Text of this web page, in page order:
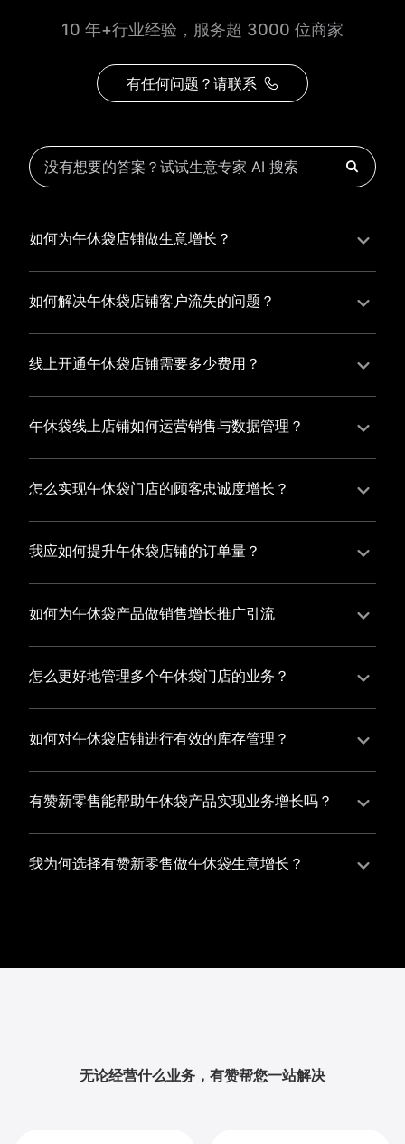
10 年+行业经验，服务超 3000 位商家
有任何问题？请联系
如何为午休袋店铺做生意增长？
为午休袋店铺实现持续生意增长，您可以通过有赞新零
售的一体化解决方案，整合线上线下资源，实现商品管
店铺的运营效率，促进业务增长。
如何解决午休袋店铺客户流失的问题？
午休袋店铺精细化运营，有赞私域运营助您轻松解决客
户流失问题，通过有赞微商城、有赞小程序商城搭建专
复购率，实现业绩增长！
线上开通午休袋店铺需要多少费用？
选择有赞新零售，您可以开通午休袋店铺，快速搭建属
于您的有赞微商城，我们为您提供有赞微商城、有赞私
您共同打造独具特色的品牌，携手共创辉煌事业！
午休袋线上店铺如何运营销售与数据管理？
有赞新零售旗下的有赞微商城、有赞私域运营和有赞小
程序商城，为您的线上店铺提供一站式解决方案，从运
态。
怎么实现午休袋门店的顾客忠诚度增长？
您可以使用有赞的会员管理系统，建立自己的会员体
系，通过赠送积分、折扣等福利来吸引顾客再次购买，
度。
我应如何提升午休袋店铺的订单量？
您可以使用有赞的裂变营销功能，通过给用户发放优惠
券、邀请好友等方式，吸引更多的用户下单购买，并激
如何为午休袋产品做销售增长推广引流
有赞新零售旗下产品营销工具、比如优惠券、满减活动
等，吸引更多客户到店消费。另外，通过有赞的微信公
以帮助您增加客流量，赢得客户的青睐
怎么更好地管理多个午休袋门店的业务？
有赞新零售一站式解决方案，包括有赞微商城、有赞私
域运营以及有赞小程序商城，将助您轻松打通线上线下
您的业务蓬勃发展，收获更多满意客户。
如何对午休袋店铺进行有效的库存管理？
您可以使用有赞的门店管理系统，它可以帮助您实现门
店数据的集中管理，包括订单管理、员工管理、库存管
有赞新零售能帮助午休袋产品实现业务增长吗？
有赞新零售作为业内领先的一站式解决方案，整合线上
线下渠道、提供多样化店铺搭建、会员营销和大数据分
我为何选择有赞新零售做午休袋生意增长？
无论经营什么业务，有赞帮您一站解决